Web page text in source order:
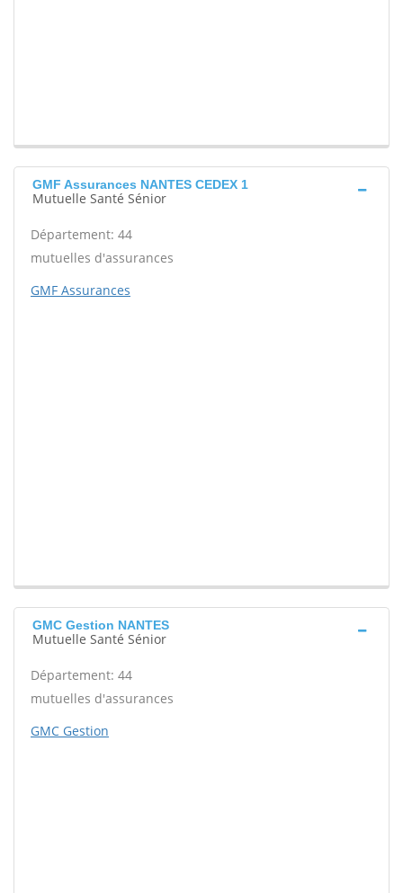
GMF Assurances NANTES CEDEX 1
Mutuelle Santé Sénior
Département: 44
mutuelles d'assurances
GMF Assurances
GMC Gestion NANTES
Mutuelle Santé Sénior
Département: 44
mutuelles d'assurances
GMC Gestion